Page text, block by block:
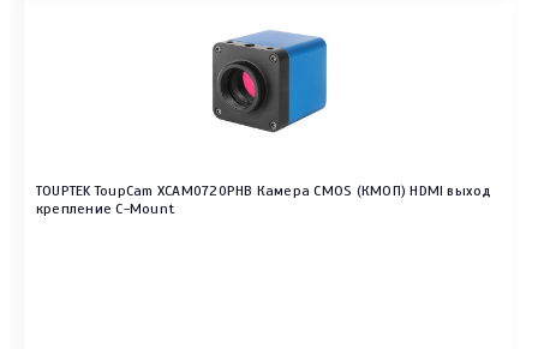
TOUPTEK ToupCam XCAM0720PHB Камера CMOS (КМОП) HDMI выход
крепление C-Mount